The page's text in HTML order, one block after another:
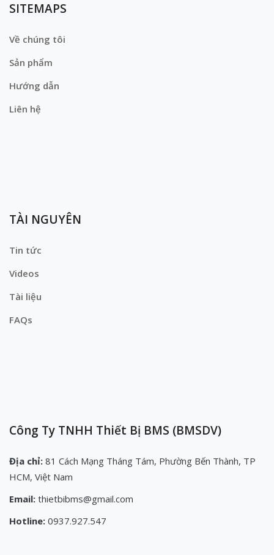
SITEMAPS
Về chúng tôi
Sản phẩm
Hướng dẫn
Liên hệ
TÀI NGUYÊN
Tin tức
Videos
Tài liệu
FAQs
Công Ty TNHH Thiết Bị BMS (BMSDV)
Địa chỉ: 81 Cách Mạng Tháng Tám, Phường Bến Thành, TP
HCM, Việt Nam
Email: thietbibms@gmail.com
Hotline: 0937.927.547